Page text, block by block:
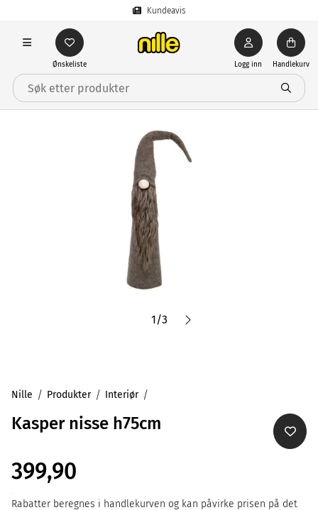
Kundeavis
Ønskeliste Logg inn Handlekurv
1/3
Nille Produkter Interiør
Kasper nisse h75cm
399,90
Rabatter beregnes i handlekurven og kan påvirke prisen på det